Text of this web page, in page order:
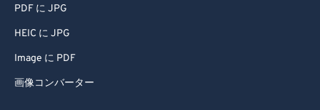
PDF に JPG
HEIC に JPG
Image に PDF
画像コンバーター